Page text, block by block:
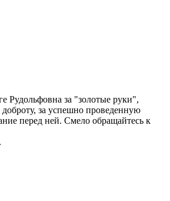
Рудольфовна за "золотые руки",
за успешно проведенную
перед ней. Смело обращайтесь к